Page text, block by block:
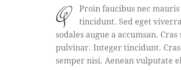
q
Proin faucibus nec
tincidunt. Sed eget
sodales augue a accumsan.
pulvinar. Integer tincidunt.
semper nisi. Aenean vulputate